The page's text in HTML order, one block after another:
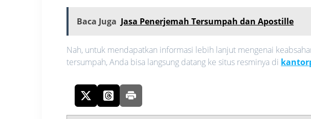
Baca Juga Jasa Penerjemah Tersumpah dan Apostille
Nah, untuk mendapatkan informasi lebih lanjut mengenai
tersumpah, Anda bisa langsung datang ke situs resminya di